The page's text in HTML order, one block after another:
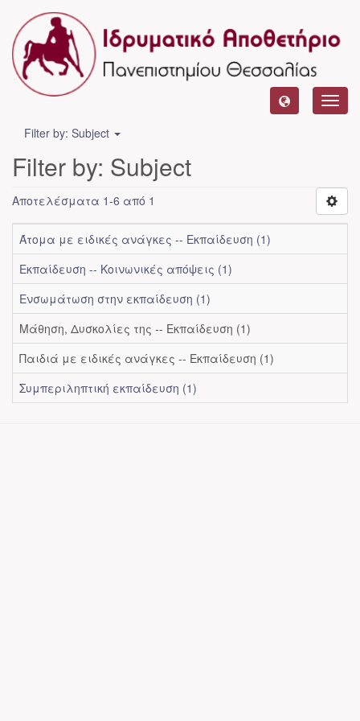
Filter by: Subject
Filter by: Subject
Αποτελέσματα 1-6 από 1
Άτομα με ειδικές ανάγκες -- Εκπαίδευση (1)
Εκπαίδευση -- Κοινωνικές απόψεις (1)
Ενσωμάτωση στην εκπαίδευση (1)
Μάθηση, Δυσκολίες της -- Εκπαίδευση (1)
Παιδιά με ειδικές ανάγκες -- Εκπαίδευση (1)
Συμπεριληπτική εκπαίδευση (1)